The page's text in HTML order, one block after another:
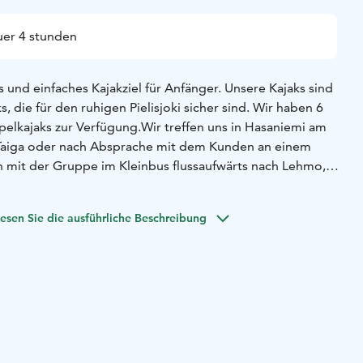
4 stunden
und einfaches Kajakziel für Anfänger. Unsere Kajaks sind
die für den ruhigen Pielisjoki sicher sind. Wir haben 6
zur Verfügung.Wir treffen uns in Hasaniemi am
oder nach Absprache mit dem Kunden an einem
mit der Gruppe im Kleinbus flussaufwärts nach Lehmo,
gibt es zum Beispiel die Möglichkeit, Kaffee, Snacks
Sie die ausführliche Beschreibung